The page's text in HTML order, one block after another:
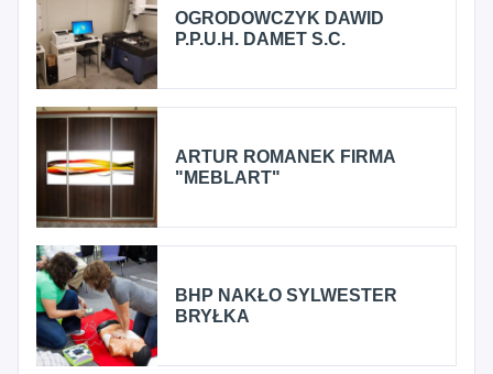
OGRODOWCZYK DAWID
P.P.U.H. DAMET S.C.
ARTUR ROMANEK FIRMA
"MEBLART"
BHP NAKŁO SYLWESTER
BRYŁKA